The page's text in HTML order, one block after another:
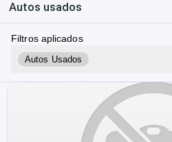
Autos usados
Filtros aplicados
Autos Usados